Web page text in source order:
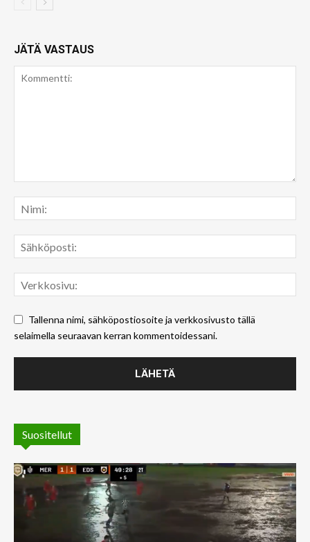
JÄTÄ VASTAUS
Tallenna nimi, sähköpostiosoite ja verkkosivusto tällä
selaimella seuraavan kerran kommentoidessani.
Suositellut